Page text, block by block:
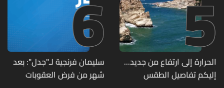
5
الحرارة إلى ارتفاع من جديد...
إليكم تفاصيل الطقس
6
سليمان فرنجية لـ"جدل": بعد
شهر من فرض العقوبات